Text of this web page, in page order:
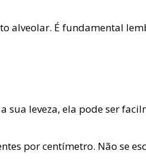
alveolar. É fundamental
sua leveza, ela pode ser
por centímetro. Não se